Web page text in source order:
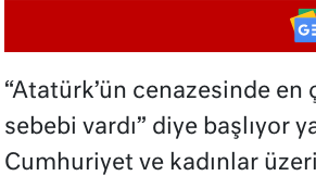
“Atatürk’ün cenazesinde en
sebebi vardı” diye başlıyor
Cumhuriyet ve kadınlar